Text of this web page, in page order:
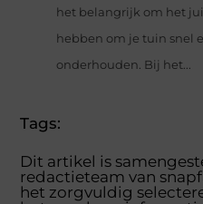
het belangrijk om het
hebben om je tuin snel
onderhouden. Bij het...
Tags:
Dit artikel is
redactieteam van
het zorgvuldig